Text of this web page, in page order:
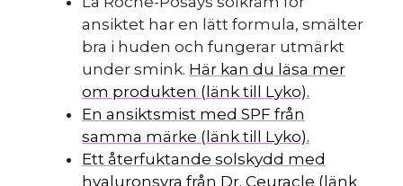
ansiktet har en lätt formula, smälter
bra i huden och fungerar utmärkt
under smink. Här kan du läsa mer
om produkten (länk till Lyko).
En ansiktsmist med SPF från
samma märke (länk till Lyko).
Ett återfuktande solskydd med
hyaluronsyra från Dr. Ceuracle (länk